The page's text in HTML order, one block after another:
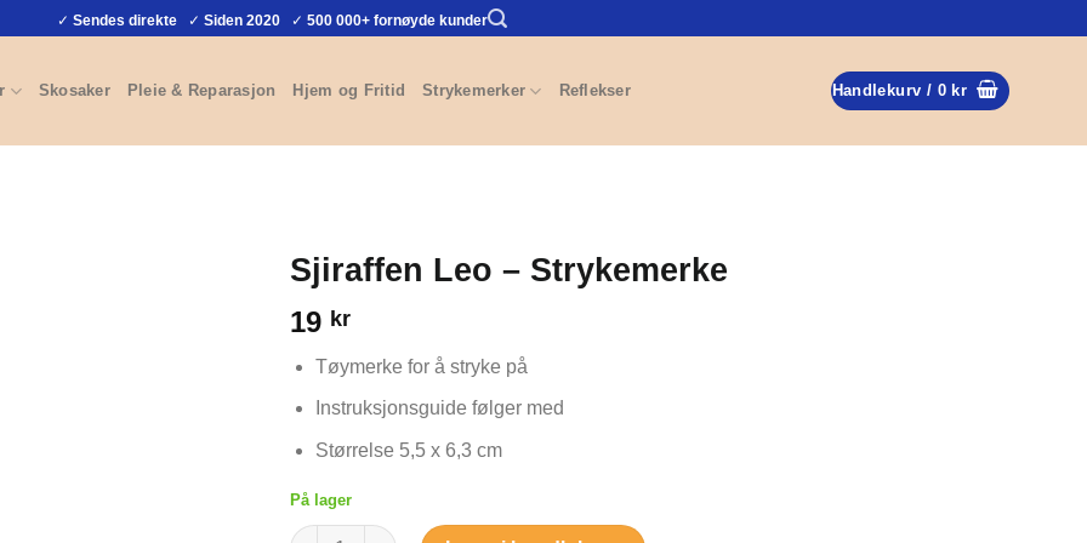
✓ Sendes direkte✓ Siden 2020✓ 500 000+ fornøyde kunder
Skosaker Pleie & Reparasjon Hjem og Fritid Strykemerker Reflekser Handlekurv / 0 kr
Sjiraffen Leo – Strykemerke
19 kr
Tøymerke for å stryke på
Instruksjonsguide følger med
Størrelse 5,5 x 6,3 cm
På lager
Sjiraffen Leo - Strykemerke antall